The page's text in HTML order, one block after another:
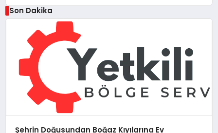
Son Dakika
Şehrin Doğusundan Boğaz Kıyılarına Ev